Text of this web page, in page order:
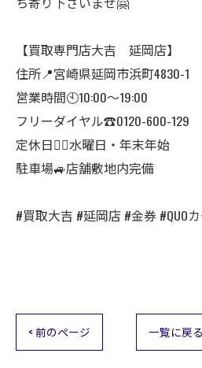
【買取専門店大吉 延岡店】
住所📍宮崎県延岡市浜町4830-1
営業時間🕙10:00～19:00
フリーダイヤル☎️0120-600-129
定休日🙇‍♂️水曜日・年末年始
駐車場🚙店舗敷地内完備
#買取大吉 #延岡店 #金券 #QUO
< 前のページ 一覧に戻る